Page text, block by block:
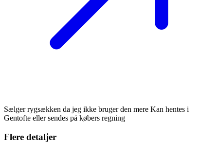
Sælger rygsækken da jeg ikke bruger den mere Kan hentes i
Gentofte eller sendes på købers regning
Flere detaljer